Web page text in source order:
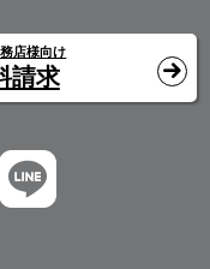
店様向け
請求